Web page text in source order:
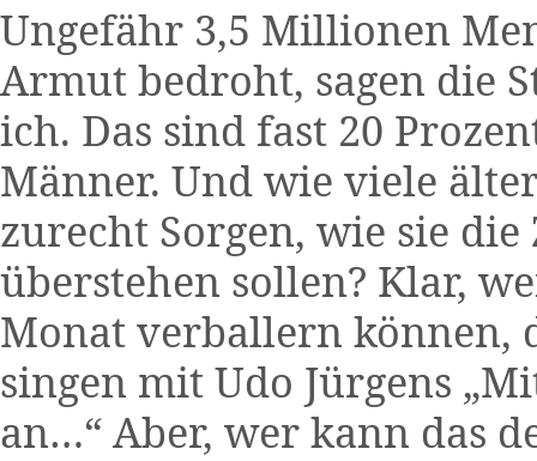
Ungefähr 3,5 Millionen
Armut bedroht, sagen die
ich. Das sind fast 20
Männer. Und wie viele
zurecht Sorgen, wie sie
überstehen sollen? Klar,
Monat verballern können,
singen mit Udo Jürgens
an…“ Aber, wer kann das